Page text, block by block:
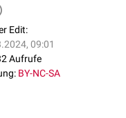
Edit:
09:01
Aufrufe
BY-NC-SA